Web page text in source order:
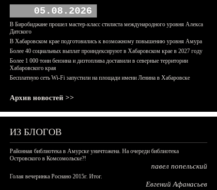
05.08.2026
В Биробиджане прошел мастер-класс стилиста международного уровня Алекса
Датского
В Хабаровском крае подготовились к возможному повышению уровня Амура
Более 40 социальных выплат проиндексируют в Хабаровском крае в 2027 году
Более 1 000 тонн бензина и дизтоплива доставили в северные территории
Хабаровского края
Бесплатную сеть Wi-Fi запустили на площади имени Ленина в Хабаровске
Архив новостей >>
ИЗ БЛОГОВ
Районная библиотека в Амурске уничтожена. На очереди библиотека
Островского в Комсомольске?!
павел попельский
Голая вечеринка Роснано 2015г. Итог.
Евгений Афанасьев